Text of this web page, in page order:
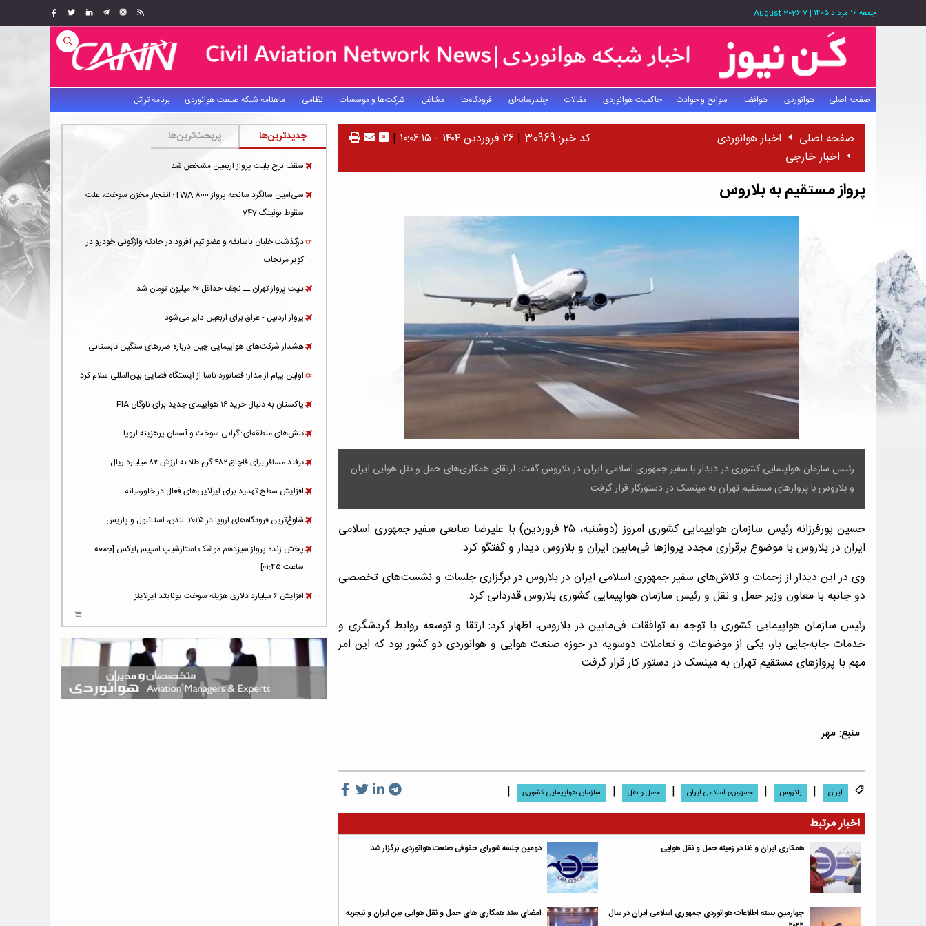
جمعه ۱۶ مرداد ۱۴۰۵ |
7 August 2026
صفحه اصلی هوانوردی هوافضا سوانح و حوادث حاکمیت هوانوردی مقالات چندرسانه‌ای فرودگاه‌ها مشاغل شرکت‌ها و موسسات نظامی ماهنامه شبکه صنعت هوانوردی برنامه تراتل
صفحه اصلی
اخبار هوانوردی
اخبار خارجی
کد خبر: 30969 | ۲۶ فروردین ۱۴۰۴ - ۱۰:۰۶:۱۵ |
پرواز مستقیم به بلاروس
رئیس سازمان هواپیمایی کشوری در دیدار با سفیر جمهوری اسلامی ایران در بلاروس گفت: ارتقای همکاری‌های حمل و نقل هوایی ایران
و بلاروس با پروازهای مستقیم تهران به مینسک در دستورکار قرار گرفت.
حسین پورفرزانه رئیس سازمان هواپیمایی کشوری امروز (دوشنبه، ۲۵ فروردین) با علیرضا صانعی سفیر جمهوری اسلامی
ایران در بلاروس با موضوع برقراری مجدد پروازها فی‌مابین ایران و بلاروس دیدار و گفتگو کرد.
وی در این دیدار از زحمات و تلاش‌های سفیر جمهوری اسلامی ایران در بلاروس در برگزاری جلسات و نشست‌های تخصصی
دو جانبه با معاون وزیر حمل و نقل و رئیس سازمان هواپیمایی کشوری بلاروس قدردانی کرد.
رئیس سازمان هواپیمایی کشوری با توجه به توافقات فی‌مابین در بلاروس، اظهار کرد: ارتقا و توسعه روابط گردشگری و
خدمات جابه‌جایی بار، یکی از موضوعات و تعاملات دوسویه در حوزه صنعت هوایی و هوانوردی دو کشور بود که این امر
مهم با پروازهای مستقیم تهران به مینسک در دستور کار قرار گرفت.
منبع:مهر
ایران | بلاروس | جمهوری اسلامی ایران | حمل و نقل | سازمان هواپیمایی کشوری
|
اخبار مرتبط
همکاری ایران و غنا در زمینه حمل و نقل هوایی دومین جلسه شورای حقوقی صنعت هوانوردی برگزار شد
چهارمین بسته اطلاعات هوانوردی جمهوری اسلامی ایران در سال
امضای سند همکاری های حمل و نقل هوایی بین ایران و نیجریه
جدیدترین‌ها پربحث‌ترین‌ها
سقف نرخ بلیت پرواز اربعین مشخص شد
سی‌امین سالگرد سانحه پرواز TWA 800؛ انفجار مخزن سوخت، علت
سقوط بوئینگ 747
درگذشت خلبان باسابقه و عضو تیم آفرود در حادثه واژگونی خودرو در
کویر مرنجاب
بلیت پرواز تهران ــ نجف حداقل ۲۰ میلیون تومان شد
پرواز اردبیل - عراق برای اربعین دایر می‌شود
هشدار شرکت‌های هواپیمایی چین درباره ضررهای سنگین تابستانی
اولین پیام از مدار؛ فضانورد ناسا از ایستگاه فضایی بین‌المللی سلام کرد
پاکستان به دنبال خرید ۱۶ هواپیمای جدید برای ناوگان PIA
تنش‌های منطقه‌ای؛ گرانی سوخت و آسمان پرهزینه اروپا
ترفند مسافر برای قاچاق ۴۸۲ گرم طلا به ارزش ۸۲ میلیارد ریال
افزایش سطح تهدید برای ایرلاین‌های فعال در خاورمیانه
شلوغ‌ترین فرودگاه‌های اروپا در ۲۰۲۵: لندن، استانبول و پاریس
پخش زنده پرواز سیزدهم موشک استارشیپ اسپیس‌ایکس [جمعه
ساعت ۰۱:۴۵]
افزایش ۶ میلیارد دلاری هزینه‌ سوخت یونایتد ایرلاینز
هوش مصنوعی وارد تعمیر و بازرسی موتورهای هواپیما شد
حمله هوایی به تأسیسات فرودگاه سمنان
استخدام در صنعت هوانوردی کانادا با آموزش رایگان و حقوق ۱۲۷ هزار
دلاری